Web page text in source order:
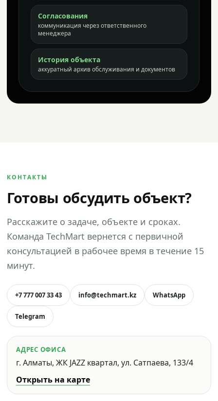
Согласования
коммуникация через ответственного
менеджера
История объекта
аккуратный архив обслуживания и документов
КОНТАКТЫ
Готовы обсудить объект?
Расскажите о задаче, объекте и сроках.
Команда TechMart вернется с первичной
консультацией в рабочее время в течение 15
минут.
+7 777 007 33 43 info@techmart.kz WhatsApp
Telegram
АДРЕС ОФИСА
г. Алматы, ЖК JAZZ квартал, ул. Сатпаева, 133/4
Открыть на карте